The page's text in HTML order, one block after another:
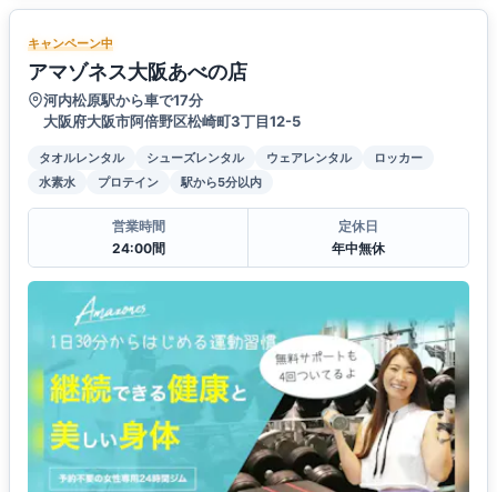
キャンペーン中
アマゾネス大阪あべの店
河内松原駅から車で17分
大阪府大阪市阿倍野区松崎町3丁目12-5
タオルレンタル シューズレンタル ウェアレンタル
ロッカー
水素水
プロテイン 駅から5分以内
営業時間
24:00間
定休日
年中無休